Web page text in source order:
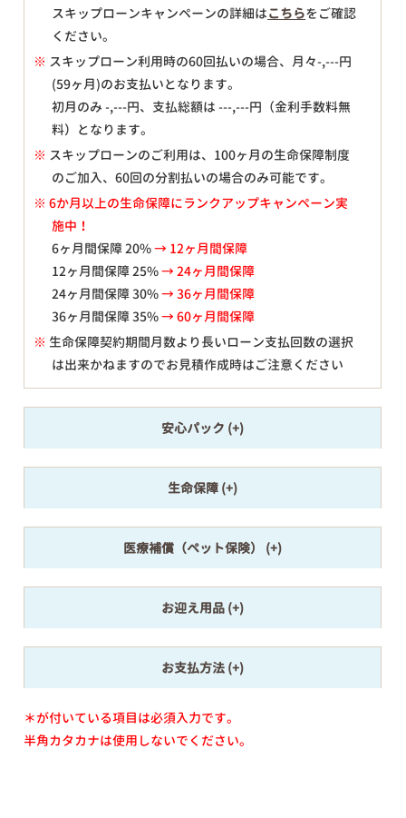
スキップローンキャンペーンの詳細はこちらをご確認
ください。
※ スキップローン利用時の60回払いの場合、月々-,---円
(59ヶ月)のお支払いとなります。
初月のみ-,---円、支払総額は---,---円（金利手数料無
料）となります。
※ スキップローンのご利用は、100ヶ月の生命保障制度
のご加入、60回の分割払いの場合のみ可能です。
※ 6か月以上の生命保障にランクアップキャンペーン実
施中！
6ヶ月間保障 20%→ 12ヶ月間保障
12ヶ月間保障 25%→ 24ヶ月間保障
24ヶ月間保障 30%→ 36ヶ月間保障
36ヶ月間保障 35%→ 60ヶ月間保障
※ 生命保障契約期間月数より長いローン支払回数の選択
は出来かねますのでお見積作成時はご注意ください
安心パック
生命保障
医療補償（ペット保険）
お迎え用品
お支払方法
＊が付いている項目は必須入力です。
半角カタカナは使用しないでください。